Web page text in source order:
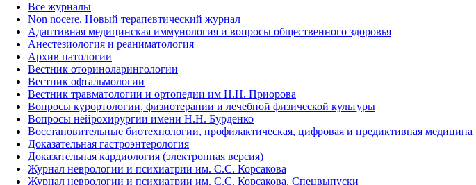
Все журналы
Non nocere. Новый терапевтический журнал
Адаптивная медицинская иммунология и вопросы общественного здоровья
Анестезиология и реаниматология
Архив патологии
Вестник оториноларингологии
Вестник офтальмологии
Вестник травматологии и ортопедии им Н.Н. Приорова
Вопросы курортологии, физиотерапии и лечебной физической культуры
Вопросы нейрохирургии имени Н.Н. Бурденко
Восстановительные биотехнологии, профилактическая, цифровая и предиктивная медицина
Доказательная гастроэнтерология
Доказательная кардиология (электронная версия)
Журнал неврологии и психиатрии им. С.С. Корсакова
Журнал неврологии и психиатрии им. С.С. Корсакова. Спецвыпуски